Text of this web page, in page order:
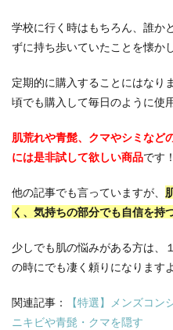
学校に行く時はもちろん、誰か
ずに持ち歩いていたことを懐か
定期的に購入することにはなり
頃でも購入して毎日のように使
肌荒れや青髭、クマやシミなど
には是非試して欲しい商品です！
他の記事でも言っていますが、
く、気持ちの部分でも自信を持
少しでも肌の悩みがある方は、
の時にでも凄く頼りになります
関連記事：
【特選】メンズコ
ニキビや青髭・クマを隠す